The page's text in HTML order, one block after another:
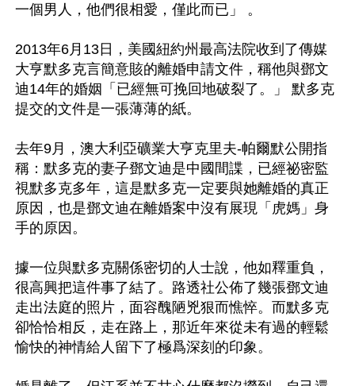
一個男人，他們很相愛，僅此而已」 。
2013年6月13日，美國紐約州最高法院收到了傳媒
大亨默多克言簡意賅的離婚申請文件，稱他與鄧文
迪14年的婚姻「已經無可挽回地破裂了。」 默多克
提交的文件是一張薄薄的紙。
去年9月，澳大利亞礦業大亨克里夫-帕爾默公開指
稱：默多克的妻子鄧文迪是中國間諜，已經祕密監
視默多克多年，這是默多克一定要與她離婚的真正
原因，也是鄧文迪在離婚案中沒有展現「虎媽」身
手的原因。
據一位與默多克關係密切的人士說，他如釋重負，
很高興把這件事了結了。路透社公佈了幾張鄧文迪
走出法庭的照片，面容醜陋兇狠而憔悴。而默多克
卻恰恰相反，走在路上，那近年來從未有過的輕鬆
愉快的神情給人留下了極爲深刻的印象。